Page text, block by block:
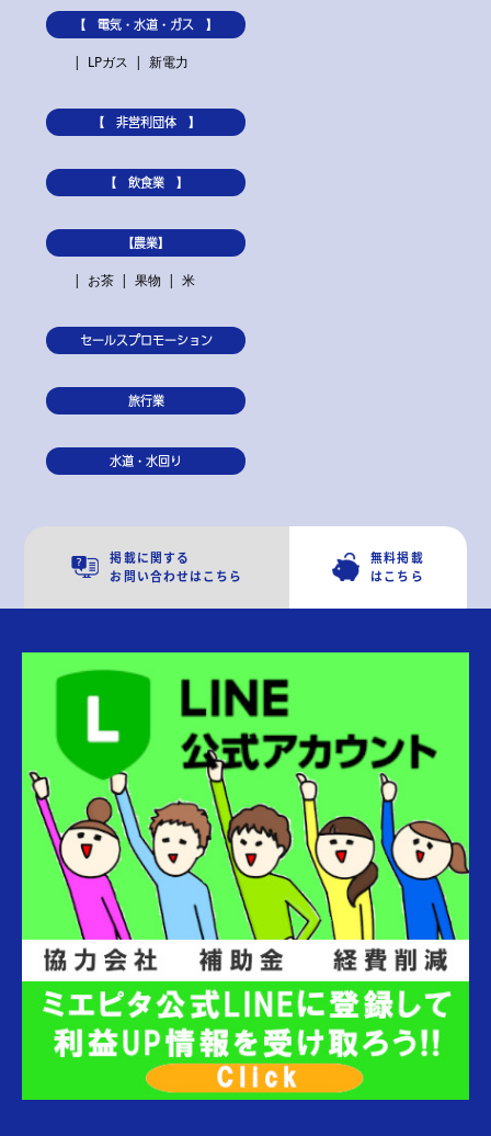
【 電気・水道・ガス 】
LPガス
新電力
【 非営利団体 】
【 飲食業 】
【農業】
お茶
果物 米
セールスプロモーション
旅行業
水道・水回り
掲載に関する
お問い合わせはこちら
無料掲載
はこちら